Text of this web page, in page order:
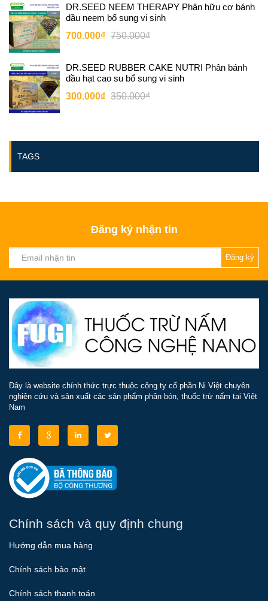
DR.SEED NEEM THERAPY Phân hữu cơ bánh
dầu neem bổ sung vi sinh
700.000₫ 750.000₫
DR.SEED RUBBER CAKE NUTRI Phân bánh
dầu hạt cao su bổ sung vi sinh
300.000₫ 350.000₫
TAGS
Đăng ký nhận tin
Đăng ký
Đây là website chính thức trực thuộc công ty cổ phần Ni Việt chuyên
nghiên cứu và sản xuất các sản phẩm phân bón, thuốc trừ nấm tại Việt
Nam
Chính sách và quy định chung
Hướng dẫn mua hàng
Chính sách bảo mật
Chính sách thanh toán